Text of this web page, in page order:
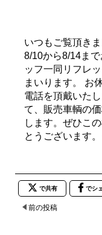
いつもご覧頂き
8/10から8/14ま
ッフ一同リフレ
まいります。 お
電話を頂戴いた
て、販売車輌の
します。ぜひこ
とうございます
で共有 でシ
前の投稿